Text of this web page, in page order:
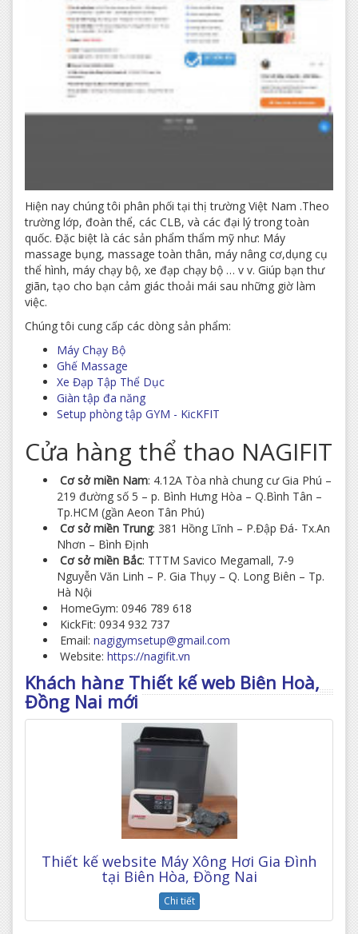
Hiện nay chúng tôi phân phối tại thị trường Việt Nam .Theo
trường lớp, đoàn thể, các CLB, và các đại lý trong toàn
quốc. Đặc biệt là các sản phẩm thẩm mỹ như: Máy
massage bụng, massage toàn thân, máy nâng cơ,dụng cụ
thể hình, máy chạy bộ, xe đạp chạy bộ … v v. Giúp bạn thư
giãn, tạo cho bạn cảm giác thoải mái sau những giờ làm
việc.
Chúng tôi cung cấp các dòng sản phẩm:
Máy Chạy Bộ
Ghế Massage
Xe Đạp Tập Thể Dục
Giàn tập đa năng
Setup phòng tập GYM - KicKFIT
Cửa hàng thể thao NAGIFIT
Cơ sở miền Nam: 4.12A Tòa nhà chung cư Gia Phú –
219 đường số 5 – p. Bình Hưng Hòa – Q.Bình Tân –
Tp.HCM (gần Aeon Tân Phú)
Cơ sở miền Trung: 381 Hồng Lĩnh – P.Đập Đá- Tx.An
Nhơn – Bình Định
Cơ sở miền Bắc: TTTM Savico Megamall, 7-9
Nguyễn Văn Linh – P. Gia Thụy – Q. Long Biên – Tp.
Hà Nội
HomeGym: 0946 789 618
KickFit: 0934 932 737
Email: nagigymsetup@gmail.com
Website: https://nagifit.vn
Khách hàng Thiết kế web Biên Hoà,
Đồng Nai mới
Thiết kế website Máy Xông Hơi Gia Đình
tại Biên Hòa, Đồng Nai
Chi tiết